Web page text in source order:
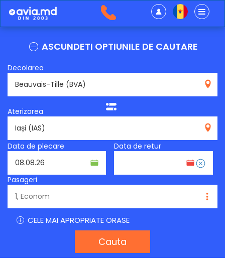
ASCUNDETI OPTIUNILE DE CAUTARE
Decolarea
Aterizarea
Data de plecare
Data de retur
Pasageri
CELE MAI APROPRIATE ORASE
Cauta